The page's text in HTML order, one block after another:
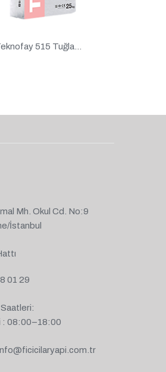
515 Tuğla...
Mh. Okul Cd. No:9
İstanbul
01 29
Saatleri:
: 08:00–18:00